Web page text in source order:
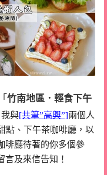
「竹南地區．輕食下午
我與[共筆”高興”]兩個人
點、下午茶咖啡廳，以
啡廳待著的你多個參
及來信告知！